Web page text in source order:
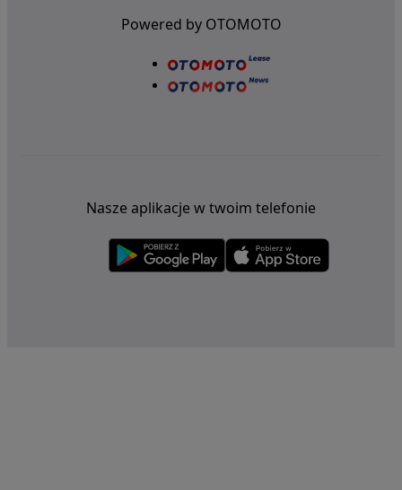
Powered by OTOMOTO
Nasze aplikacje w twoim telefonie